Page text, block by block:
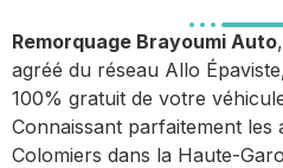
Remorquage Brayoumi Auto
agréé du réseau Allo
100% gratuit de votre
Connaissant parfaitement les
Colomiers dans la Haute-